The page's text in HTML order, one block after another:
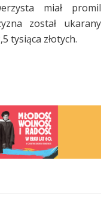
miał promil
został ukarany
tysiąca złotych.